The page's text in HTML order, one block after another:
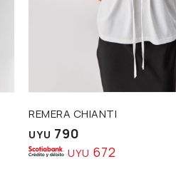
REMERA CHIANTI
UYU 790
UYU 672